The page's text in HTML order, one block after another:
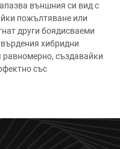
външния си вид с
пожълтяване или
други боядисваеми
хибридни
равномерно, създавайки
със